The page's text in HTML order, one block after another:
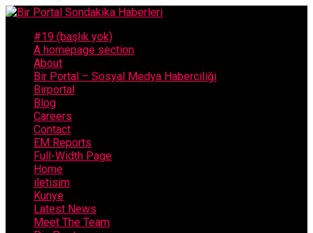
#19 (başlık yok)
A homepage section
About
Bir Portal – Sosyal Medya Haberciliği
Birportal
Blog
Careers
Contact
EM Reports
Full-Width Page
Home
iletisim
Kunye
Latest News
Meet The Team